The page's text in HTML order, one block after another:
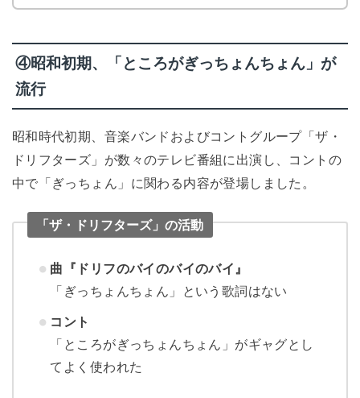
④昭和初期、「ところがぎっちょんちょん」が
流行
昭和時代初期、音楽バンドおよびコントグループ「ザ・
ドリフターズ」が数々のテレビ番組に出演し、コントの
中で「ぎっちょん」に関わる内容が登場しました。
「ザ・ドリフターズ」の活動
曲『ドリフのバイのバイのバイ』
「ぎっちょんちょん」という歌詞はない
コント
「ところがぎっちょんちょん」がギャグとし
てよく使われた